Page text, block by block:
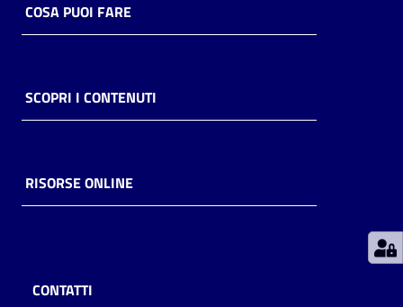
Piani
Decentrate
COSA PUOI FARE
SCOPRI I CONTENUTI
RISORSE ONLINE
CONTATTI